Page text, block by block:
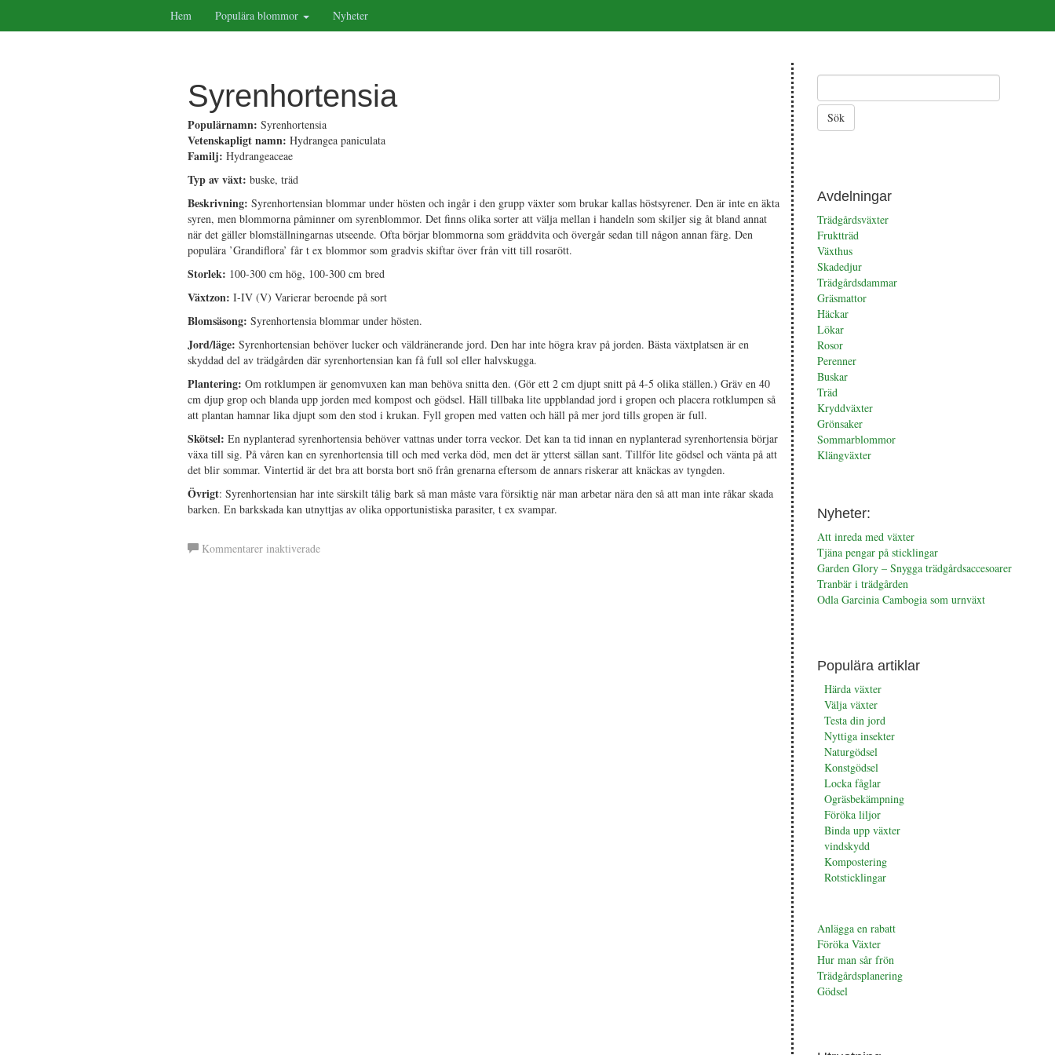
Hem Populära blommor Nyheter
Syrenhortensia
Populärnamn: Syrenhortensia
Vetenskapligt namn: Hydrangea paniculata
Familj: Hydrangeaceae
Typ av växt: buske, träd
Beskrivning: Syrenhortensian blommar under hösten och ingår i den grupp växter som brukar kallas höstsyrener. Den är inte en äkta
syren, men blommorna påminner om syrenblommor. Det finns olika sorter att välja mellan i handeln som skiljer sig åt bland annat
när det gäller blomställningarnas utseende. Ofta börjar blommorna som gräddvita och övergår sedan till någon annan färg. Den
populära ’Grandiflora’ får t ex blommor som gradvis skiftar över från vitt till rosarött.
Storlek: 100-300 cm hög, 100-300 cm bred
Växtzon: I-IV (V) Varierar beroende på sort
Blomsäsong: Syrenhortensia blommar under hösten.
Jord/läge: Syrenhortensian behöver lucker och väldränerande jord. Den har inte högra krav på jorden. Bästa växtplatsen är en
skyddad del av trädgården där syrenhortensian kan få full sol eller halvskugga.
Plantering: Om rotklumpen är genomvuxen kan man behöva snitta den. (Gör ett 2 cm djupt snitt på 4-5 olika ställen.) Gräv en 40
cm djup grop och blanda upp jorden med kompost och gödsel. Häll tillbaka lite uppblandad jord i gropen och placera rotklumpen så
att plantan hamnar lika djupt som den stod i krukan. Fyll gropen med vatten och häll på mer jord tills gropen är full.
Skötsel: En nyplanterad syrenhortensia behöver vattnas under torra veckor. Det kan ta tid innan en nyplanterad syrenhortensia börjar
växa till sig. På våren kan en syrenhortensia till och med verka död, men det är ytterst sällan sant. Tillför lite gödsel och vänta på att
det blir sommar. Vintertid är det bra att borsta bort snö från grenarna eftersom de annars riskerar att knäckas av tyngden.
Övrigt: Syrenhortensian har inte särskilt tålig bark så man måste vara försiktig när man arbetar nära den så att man inte råkar skada
barken. En barkskada kan utnyttjas av olika opportunistiska parasiter, t ex svampar.
Kommentarer inaktiveradeför
Avdelningar
Trädgårdsväxter
Fruktträd
Växthus
Skadedjur
Trädgårdsdammar
Gräsmattor
Häckar
Lökar
Rosor
Perenner
Buskar
Träd
Kryddväxter
Grönsaker
Sommarblommor
Klängväxter
Nyheter:
Att inreda med växter
Tjäna pengar på sticklingar
Garden Glory – Snygga trädgårdsaccesoarer
Tranbär i trädgården
Odla Garcinia Cambogia som urnväxt
Populära artiklar
Härda växter
Välja växter
Testa din jord
Nyttiga insekter
Naturgödsel
Konstgödsel
Locka fåglar
Ogräsbekämpning
Föröka liljor
Binda upp växter
vindskydd
Kompostering
Rotsticklingar
Anlägga en rabatt
Föröka Växter
Hur man sår frön
Trädgårdsplanering
Gödsel